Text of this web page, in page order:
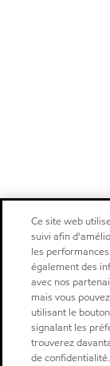
Ce site web
suivi afin
les
également des
avec nos
mais vous
utilisant le
signalant les
trouverez
de confidentialité.